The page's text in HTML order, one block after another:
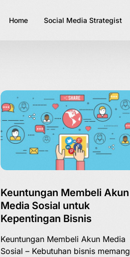
Home Social Media Strategist
Keuntungan Membeli Akun
Media Sosial untuk
Kepentingan Bisnis
Keuntungan Membeli Akun Media
Sosial – Kebutuhan bisnis memang